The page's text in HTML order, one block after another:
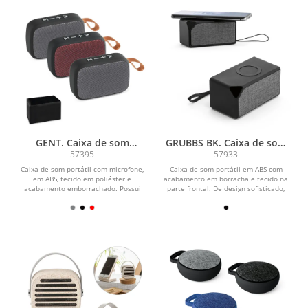
GENT. Caixa de som
autonomia de 2h (300 mAh)
e microfone, em ABS e
poliéster
57395
Caixa de som portátil com microfone,
em ABS, tecido em poliéster e
acabamento emborrachado. Possui
GRUBBS BK. Caixa de som
portátil em ABS com
carregador por indução
57933
Caixa de som portátil em ABS com
acabamento em borracha e tecido na
parte frontal. De design sofisticado,